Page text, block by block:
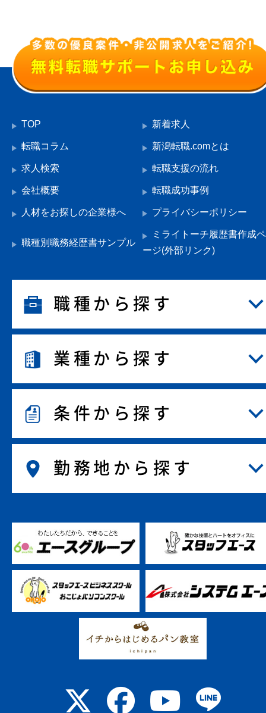
TOP 新着求人
転職コラム 新潟転職.comとは
求人検索 転職支援の流れ
会社概要 転職成功事例
人材をお探しの企業様へ プライバシーポリシー
職種別職務経歴書サンプル
ミライトーチ履歴書作成ペ
ージ(外部リンク)
職種から探す
業種から探す
条件から探す
勤務地から探す